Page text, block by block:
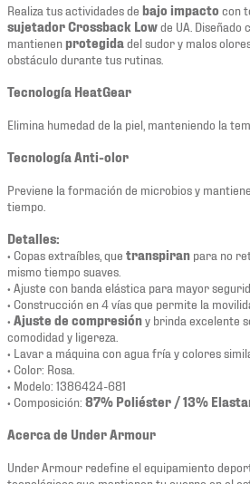
Realiza tus actividades de bajo impacto con
sujetadorCrossback Lowde UA. Diseñado
mantienenprotegida del sudor y malos
obstáculo durante tus rutinas.
Tecnología HeatGear
Elimina humedad de la piel, manteniendo la
Tecnología Anti-olor
Previene la formación de microbios y
tiempo.
Detalles:
• Copas extraíbles, que transpiran para no
mismo tiempo suaves.
• Ajuste con banda elástica para mayor
• Construcción en 4 vías que permite la
• Ajuste de compresióny brinda excelente
comodidad y ligereza.
• Lavar a máquina con agua fría y colores
• Color: Rosa.
• Modelo: 1386424-681
• Composición: 87% Poliéster / 13%
Acerca de Under Armour
Under Armour redefine el equipamiento